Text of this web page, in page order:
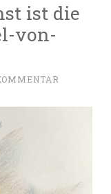
ist die
von-